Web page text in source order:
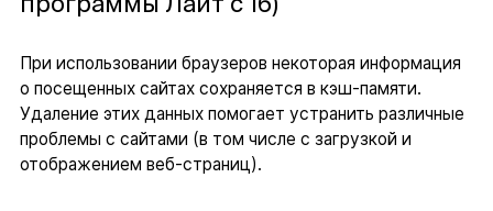
При использовании браузеров некоторая информация
о посещенных сайтах сохраняется в кэш-памяти.
Удаление этих данных помогает устранить различные
проблемы с сайтами (в том числе с загрузкой и
отображением веб-страниц).